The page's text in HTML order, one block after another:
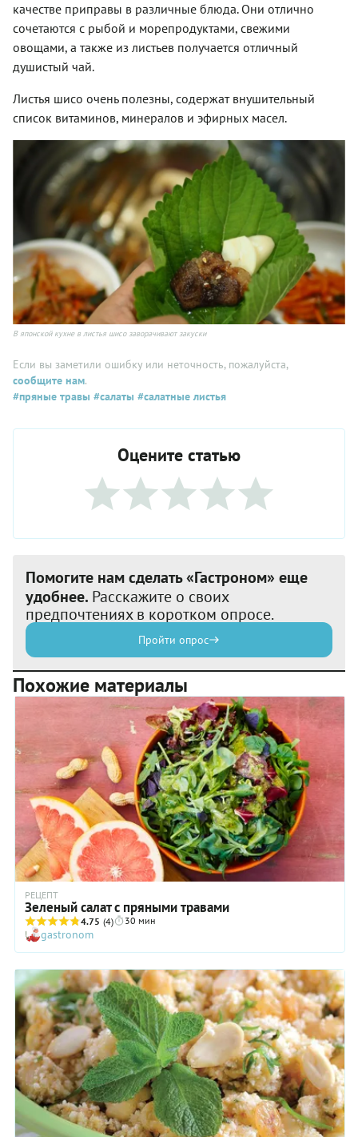
качестве приправы в различные блюда. Они отлично
сочетаются с рыбой и морепродуктами, свежими
овощами, а также из листьев получается отличный
душистый чай.
Листья шисо очень полезны, содержат внушительный
список витаминов, минералов и эфирных масел.
В японской кухне в листья шисо заворачивают закуски
Если вы заметили ошибку или неточность, пожалуйста,
сообщите нам.
#пряные травы #салаты #салатные листья
Оцените статью
Помогите нам сделать «Гастроном» еще
удобнее. Расскажите о своих
предпочтениях в коротком опросе.
Пройти опрос
Похожие материалы
РЕЦЕПТ
Зеленый салат с пряными травами
4.75 (4) 30 мин
gastronom